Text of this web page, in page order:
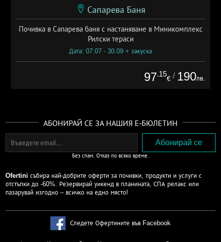
Сапарева Баня
Почивка в Сапарева баня с настаняване в Миникомплекс
Рилски тераси
Дата: 07.07 - 30.09 + закуска
97.15
€ / 190лв.
АБОНИРАЙ СЕ ЗА НАШИЯ Е-БЮЛЕТИН
Без спам. Отказ по всяко време.
Ofertini събира най-добрите оферти за почивки, продукти и услуги с
отстъпки до -60%. Резервирай уикенд в планината, СПА релакс или
пазарувай изгодно – всичко на едно място!
Следете Офертините във Facebook